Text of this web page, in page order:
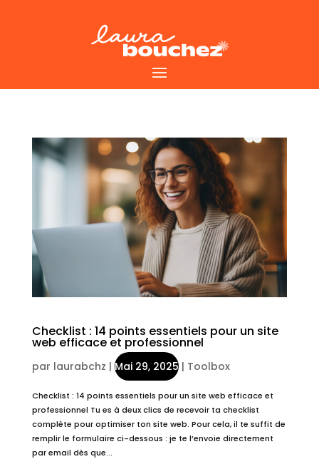
Checklist : 14 points essentiels pour un site
web efficace et professionnel
par laurabchz | Mai 29, 2025| Toolbox
Checklist : 14 points essentiels pour un site web efficace et
professionnel Tu es à deux clics de recevoir ta checklist
complète pour optimiser ton site web. Pour cela, il te suffit de
remplir le formulaire ci-dessous : je te l’envoie directement
par email dès que...